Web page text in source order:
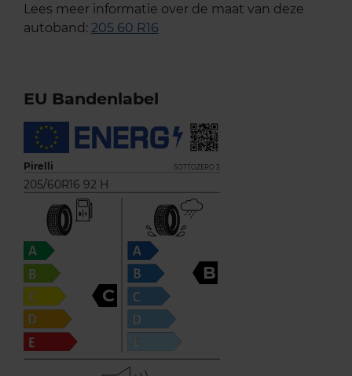
Lees meer informatie over de maat van deze
autoband: 205 60 R16
EU Bandenlabel
Pirelli SOTTOZERO 3
205/60R16 92 H
C
B